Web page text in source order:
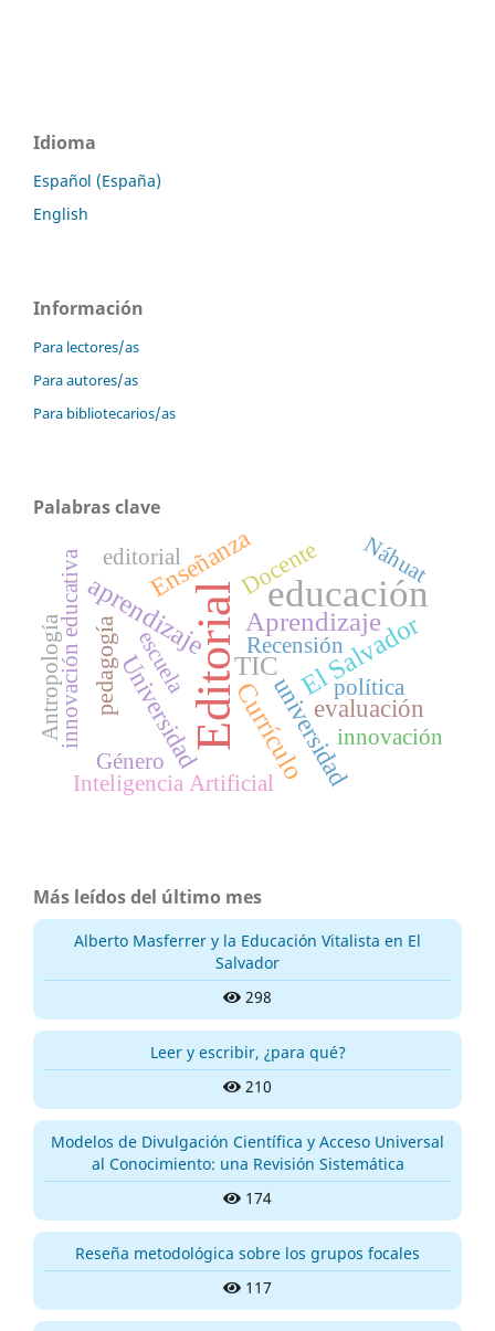
Idioma
Español (España)
English
Información
Para lectores/as
Para autores/as
Para bibliotecarios/as
Palabras clave
Editorial educación
TIC
Aprendizaje
El Salvador
Currículo
aprendizaje
Enseñanza
universidadevaluación
Universidad
pedagogía
Docente
Inteligencia Artificial
escuela
innovación educativa editorial
innovación
Género
Recensión
Náhuat
Antropología política
Más leídos del último mes
Alberto Masferrer y la Educación Vitalista en El
Salvador
298
Leer y escribir, ¿para qué?
210
Modelos de Divulgación Científica y Acceso Universal
al Conocimiento: una Revisión Sistemática
174
Reseña metodológica sobre los grupos focales
117